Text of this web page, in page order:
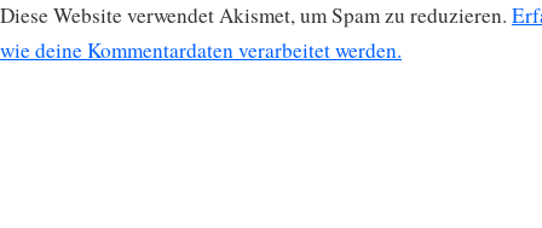
Diese Website verwendet Akismet, um Spam zu reduzieren.
wie deine Kommentardaten verarbeitet werden.